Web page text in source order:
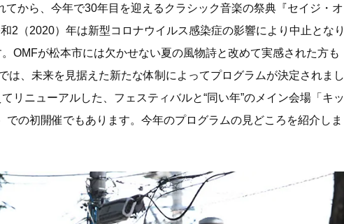
から、今年で30年目を迎えるクラシック音楽の祭典『セイジ・オ
2（2020）年は新型コロナウイルス感染症の影響により中止となり
OMFが松本市には欠かせない夏の風物詩と改めて実感された方も
は、未来を見据えた新たな体制によってプログラムが決定されまし
リニューアルした、フェスティバルと“同い年”のメイン会場「キッ
の初開催でもあります。今年のプログラムの見どころを紹介しま